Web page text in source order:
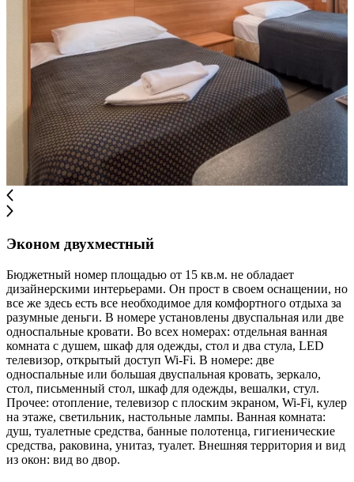
Эконом двухместный
Бюджетный номер площадью от 15 кв.м. не обладает
дизайнерскими интерьерами. Он прост в своем оснащении, но
все же здесь есть все необходимое для комфортного отдыха за
разумные деньги. В номере установлены двуспальная или две
односпальные кровати. Во всех номерах: отдельная ванная
комната с душем, шкаф для одежды, стол и два стула, LED
телевизор, открытый доступ Wi-Fi. В номере: две
односпальные или большая двуспальная кровать, зеркало,
стол, письменный стол, шкаф для одежды, вешалки, стул.
Прочее: отопление, телевизор с плоским экраном, Wi-Fi, кулер
на этаже, светильник, настольные лампы. Ванная комната:
душ, туалетные средства, банные полотенца, гигиенические
средства, раковина, унитаз, туалет. Внешняя территория и вид
из окон: вид во двор.